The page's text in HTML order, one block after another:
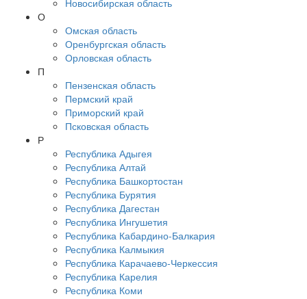
Новосибирская область
О
Омская область
Оренбургская область
Орловская область
П
Пензенская область
Пермский край
Приморский край
Псковская область
Р
Республика Адыгея
Республика Алтай
Республика Башкортостан
Республика Бурятия
Республика Дагестан
Республика Ингушетия
Республика Кабардино-Балкария
Республика Калмыкия
Республика Карачаево-Черкессия
Республика Карелия
Республика Коми